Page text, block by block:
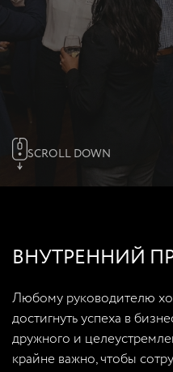
SCROLL DOWN
ВНУТРЕННИЙ
Любому руководителю
достигнуть успеха в
дружного и
крайне важно, чтобы